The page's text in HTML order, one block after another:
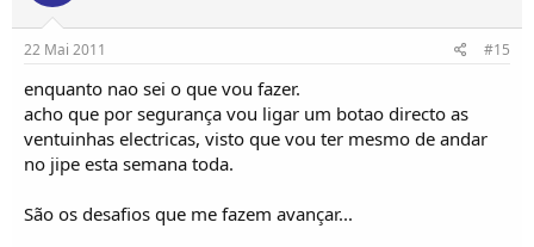
22 Mai 2011 #15
enquanto nao sei o que vou fazer.
acho que por segurança vou ligar um botao directo as
ventuinhas electricas, visto que vou ter mesmo de andar
no jipe esta semana toda.
São os desafios que me fazem avançar...